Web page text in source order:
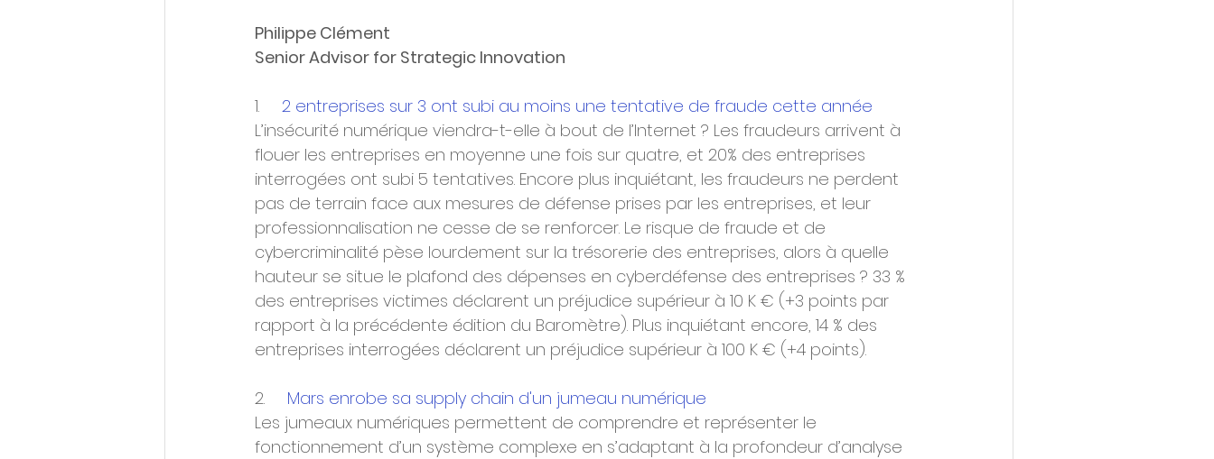
Philippe Clément
Senior Advisor for Strategic Innovation
1. 2 entreprises sur 3 ont subi au moins une tentative de fraude cette année
L’insécurité numérique viendra-t-elle à bout de l’Internet ? Les fraudeurs arrivent à
flouer les entreprises en moyenne une fois sur quatre, et 20% des entreprises
interrogées ont subi 5 tentatives. Encore plus inquiétant, les fraudeurs ne perdent
pas de terrain face aux mesures de défense prises par les entreprises, et leur
professionnalisation ne cesse de se renforcer. Le risque de fraude et de
cybercriminalité pèse lourdement sur la trésorerie des entreprises, alors à quelle
hauteur se situe le plafond des dépenses en cyberdéfense des entreprises ? 33 %
des entreprises victimes déclarent un préjudice supérieur à 10 K € (+3 points par
rapport à la précédente édition du Baromètre). Plus inquiétant encore, 14 % des
entreprises interrogées déclarent un préjudice supérieur à 100 K € (+4 points).
2. Mars enrobe sa supply chain d'un jumeau numérique
Les jumeaux numériques permettent de comprendre et représenter le
fonctionnement d’un système complexe en s’adaptant à la profondeur d’analyse